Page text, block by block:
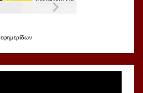
εφημερίδων